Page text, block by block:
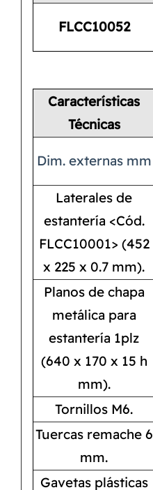
FLCC10052
Características
Técnicas
Dim. externas mm
Laterales de
estantería <Cód.
FLCC10001> (452
x 225 x 0.7 mm).
Planos de chapa
metálica para
estantería 1plz
(640 x 170 x 15 h
mm).
Tornillos M6.
Tuercas remache 6
mm.
Gavetas plásticas